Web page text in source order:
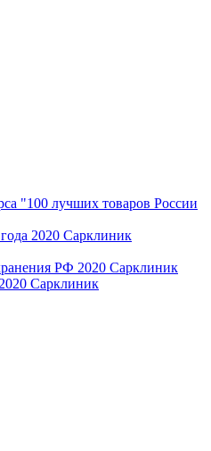
"100 лучших товаров России
2020 Сарклиник
РФ 2020 Сарклиник
Сарклиник